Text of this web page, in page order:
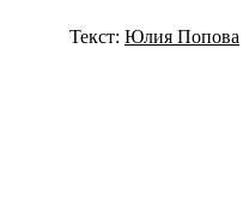
Текст: Юлия Попова